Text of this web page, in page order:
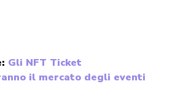
Gli NFT Ticket
il mercato degli eventi